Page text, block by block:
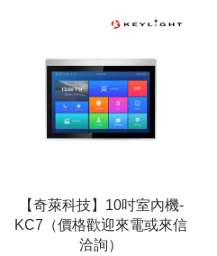
【奇萊科技】10吋室內機-
KC7（價格歡迎來電或來信
洽詢）